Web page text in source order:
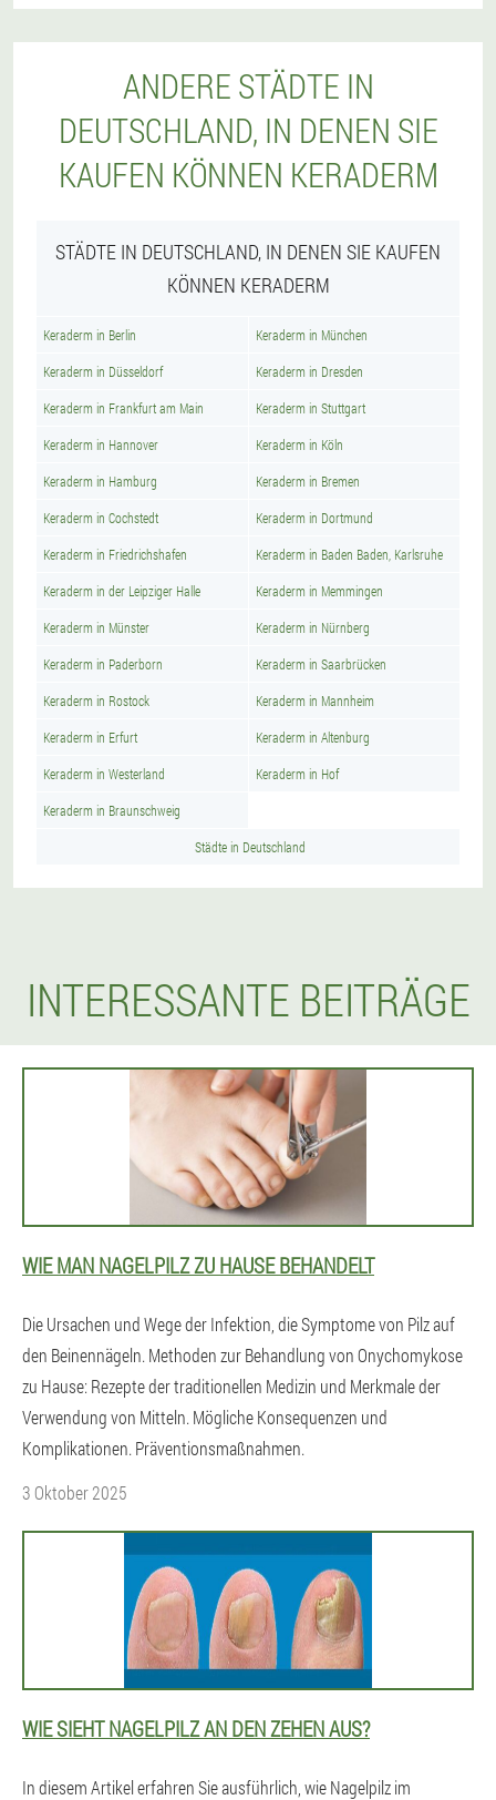
ANDERE STÄDTE IN
DEUTSCHLAND, IN DENEN SIE
KAUFEN KÖNNEN KERADERM
STÄDTE IN DEUTSCHLAND, IN DENEN SIE KAUFEN
KÖNNEN KERADERM
Keraderm in Berlin Keraderm in München
Keraderm in Düsseldorf Keraderm in Dresden
Keraderm in Frankfurt am Main Keraderm in Stuttgart
Keraderm in Hannover Keraderm in Köln
Keraderm in Hamburg Keraderm in Bremen
Keraderm in Cochstedt Keraderm in Dortmund
Keraderm in Friedrichshafen Keraderm in Baden Baden, Karlsruhe
Keraderm in der Leipziger Halle Keraderm in Memmingen
Keraderm in Münster Keraderm in Nürnberg
Keraderm in Paderborn Keraderm in Saarbrücken
Keraderm in Rostock Keraderm in Mannheim
Keraderm in Erfurt Keraderm in Altenburg
Keraderm in Westerland Keraderm in Hof
Keraderm in Braunschweig
Städte in Deutschland
INTERESSANTE BEITRÄGE
WIE MAN NAGELPILZ ZU HAUSE BEHANDELT
Die Ursachen und Wege der Infektion, die Symptome von Pilz auf
den Beinennägeln. Methoden zur Behandlung von Onychomykose
zu Hause: Rezepte der traditionellen Medizin und Merkmale der
Verwendung von Mitteln. Mögliche Konsequenzen und
Komplikationen. Präventionsmaßnahmen.
3 Oktober 2025
WIE SIEHT NAGELPILZ AN DEN ZEHEN AUS?
In diesem Artikel erfahren Sie ausführlich, wie Nagelpilz im